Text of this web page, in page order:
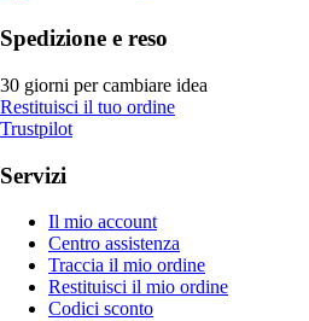
Spedizione e reso
30 giorni per cambiare idea
Restituisci il tuo ordine
Trustpilot
Servizi
Il mio account
Centro assistenza
Traccia il mio ordine
Restituisci il mio ordine
Codici sconto